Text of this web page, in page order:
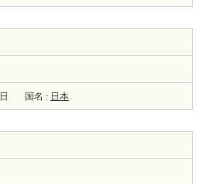
国名 : 日本